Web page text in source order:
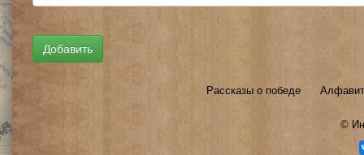
Рассказы о победе
©